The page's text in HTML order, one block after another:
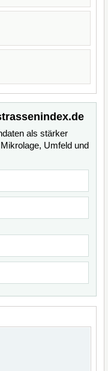
als stärker
Umfeld und